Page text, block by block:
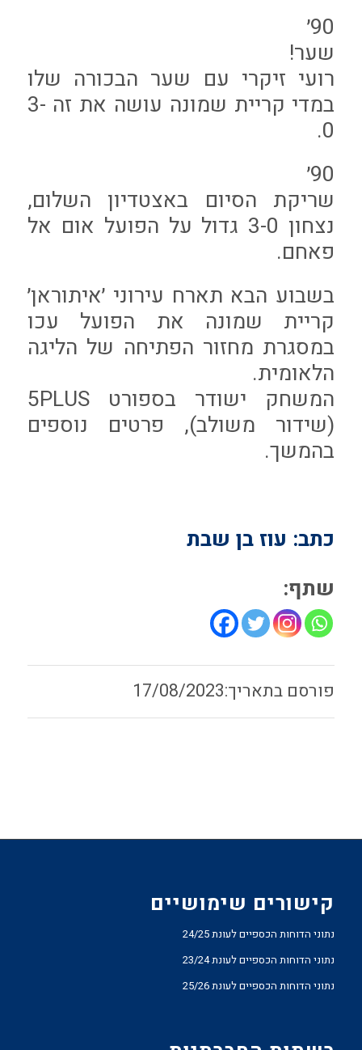
90׳
שער!
רועי זיקרי עם שער הבכורה שלו
במדי קריית שמונה עושה את זה 3-
0.
90׳
שריקת הסיום באצטדיון השלום,
נצחון 3-0 גדול על הפועל אום אל
פאחם.
בשבוע הבא תארח עירוני ׳איתוראן׳
קריית שמונה את הפועל עכו
במסגרת מחזור הפתיחה של הליגה
הלאומית.
המשחק ישודר בספורט 5PLUS
(שידור משולב), פרטים נוספים
בהמשך.
כתב: עוז בן שבת
שתף:
17/08/2023
קישורים שימושיים
נתוני הדוחות הכספיים לעונת 24/25
נתוני הדוחות הכספיים לעונת 23/24
נתוני הדוחות הכספיים לעונת 25/26